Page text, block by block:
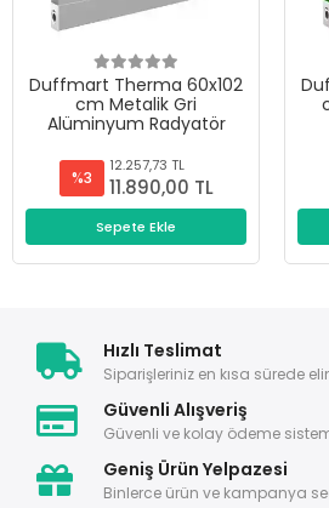
Duffmart Therma 60x102
cm Metalik Gri
Alüminyum Radyatör
%3
12.257,73 TL
11.890,00 TL
Sepete Ekle
Hızlı Teslimat
Siparişleriniz en kısa sürede
Güvenli Alışveriş
Güvenli ve kolay ödeme
Geniş Ürün Yelpazesi
Binlerce ürün ve kampanya